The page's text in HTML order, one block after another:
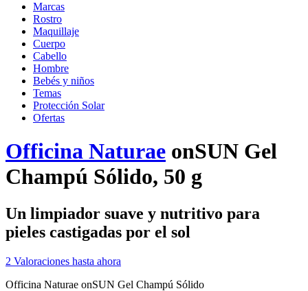
Marcas
Rostro
Maquillaje
Cuerpo
Cabello
Hombre
Bebés y niños
Temas
Protección Solar
Ofertas
Officina Naturae onSUN Gel
Champú Sólido, 50 g
Un limpiador suave y nutritivo para
pieles castigadas por el sol
2 Valoraciones hasta ahora
Officina Naturae onSUN Gel Champú Sólido